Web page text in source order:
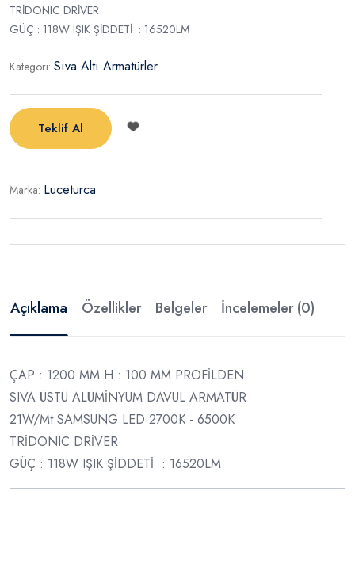
TRİDONIC DRİVER
GÜÇ : 118W IŞIK ŞİDDETİ : 16520LM
Kategori: Sıva Altı Armatürler
Teklif Al
Marka: Luceturca
Açıklama Özellikler Belgeler İncelemeler (0)
ÇAP : 1200 MM H : 100 MM PROFİLDEN
SIVA ÜSTÜ ALÜMİNYUM DAVUL ARMATÜR
21W/Mt SAMSUNG LED 2700K - 6500K
TRİDONIC DRİVER
GÜÇ : 118W IŞIK ŞİDDETİ : 16520LM